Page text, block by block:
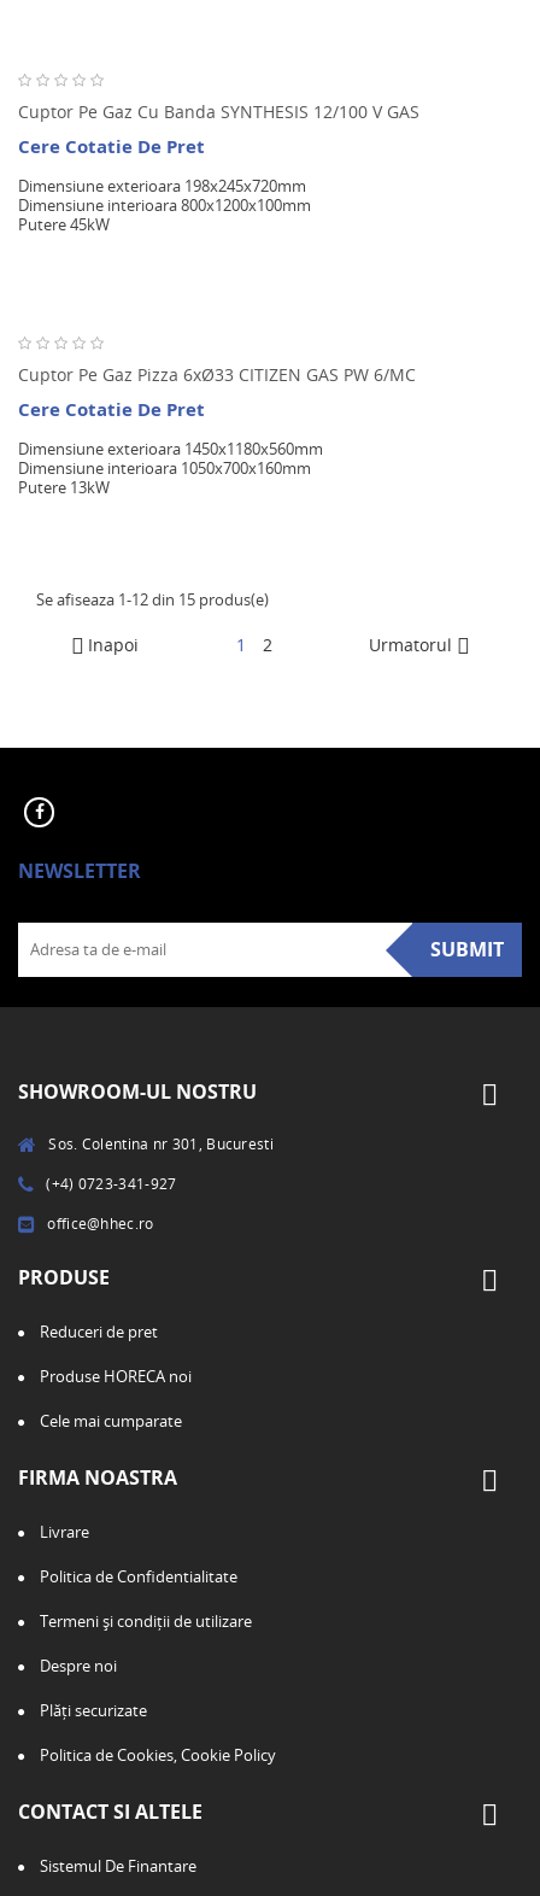
Cuptor Pe Gaz Cu Banda SYNTHESIS 12/100 V GAS
Cere Cotatie De Pret
Dimensiune exterioara 198x245x720mm
Dimensiune interioara 800x1200x100mm
Putere 45kW
Cuptor Pe Gaz Pizza 6xØ33 CITIZEN GAS PW 6/MC
Cere Cotatie De Pret
Dimensiune exterioara 1450x1180x560mm
Dimensiune interioara 1050x700x160mm
Putere 13kW
Se afiseaza 1-12 din 15 produs(e)
 Inapoi 1 2 Urmatorul 
NEWSLETTER
SUBMIT
SHOWROOM-UL NOSTRU
Sos. Colentina nr 301, Bucuresti
(+4) 0723-341-927
office@hhec.ro
PRODUSE
Reduceri de pret
Produse HORECA noi
Cele mai cumparate
FIRMA NOASTRA
Livrare
Politica de Confidentialitate
Termeni și condiții de utilizare
Despre noi
Plăți securizate
Politica de Cookies, Cookie Policy
CONTACT SI ALTELE
Sistemul De Finantare